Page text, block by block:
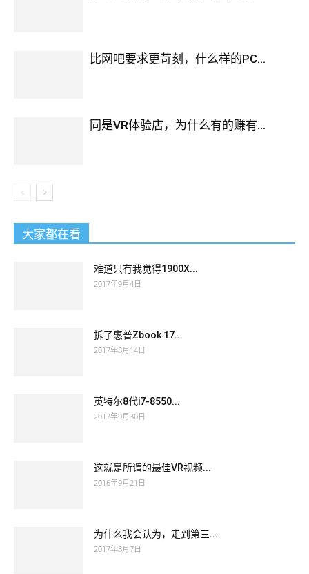
比网吧要求更苛刻，什么样的PC...
同是VR体验店，为什么有的赚有...
大家都在看
难道只有我觉得1900X...
2017年9月4日
拆了惠普Zbook 17...
2017年8月14日
英特尔8代i7-8550...
2017年9月30日
这就是所谓的最佳VR视频...
2016年9月21日
为什么我会认为，走到第三...
2017年8月7日